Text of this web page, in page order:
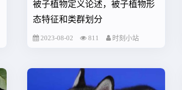
被子植物定义论述，被子植物形
态特征和类群划分
2023-08-02 811 时刻小站